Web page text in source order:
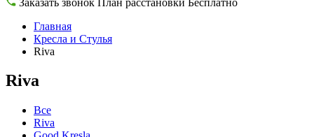
Главная
Кресла и Стулья
Riva
Riva
Все
Riva